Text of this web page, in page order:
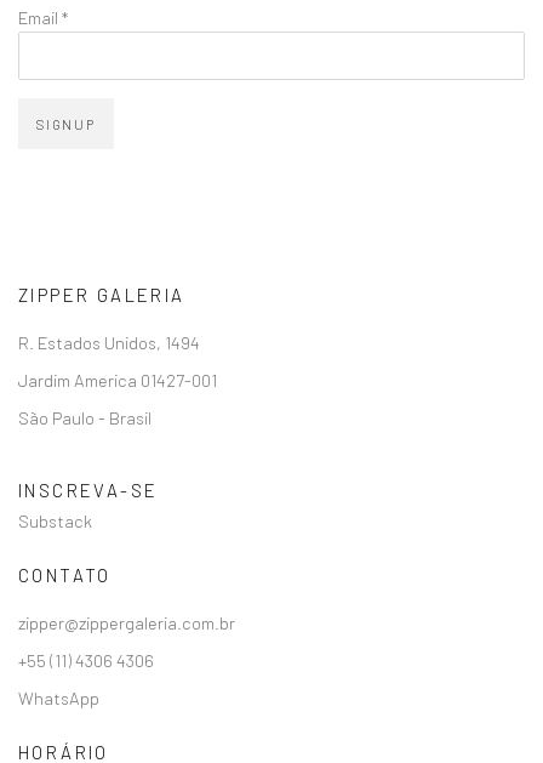
Email *
SIGNUP
ZIPPER GALERIA
R. Estados Unidos, 1494
Jardim America 01427-001
São Paulo - Brasil
INSCREVA-SE
Substack
CONTATO
zipper@zippergaleria.com.br
+55 (11) 4306 4306
WhatsApp
HORÁRIO